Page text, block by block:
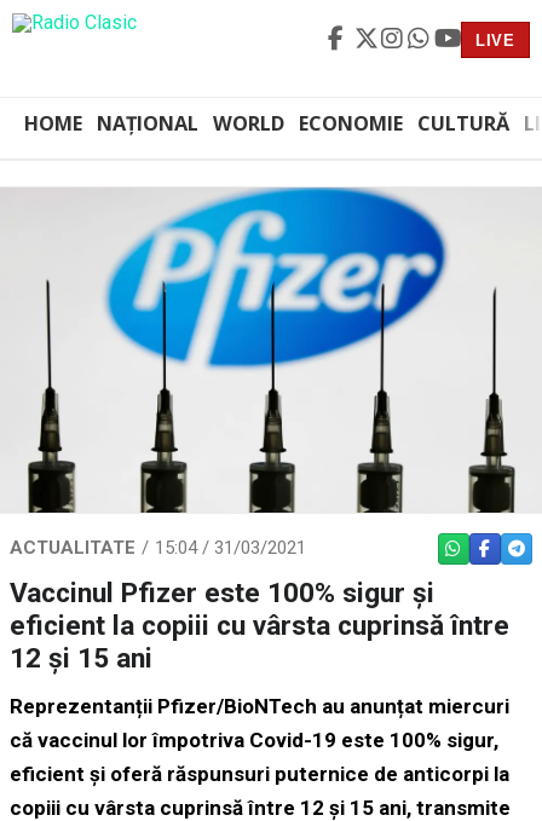
LIVE
HOME NAȚIONAL WORLD ECONOMIE CULTURĂ
ACTUALITATE 15:04 / 31/03/2021 WHATSAPP
Vaccinul Pfizer este 100% sigur și
eficient la copiii cu vârsta cuprinsă între
12 și 15 ani
Reprezentanții Pfizer/BioNTech au anunțat miercuri
că vaccinul lor împotriva Covid-19 este 100% sigur,
eficient și oferă răspunsuri puternice de anticorpi la
copiii cu vârsta cuprinsă între 12 și 15 ani, transmite